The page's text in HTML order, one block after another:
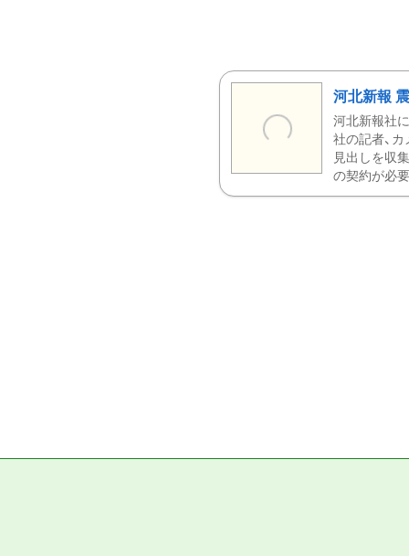
河北新報
河北新報社
社の記者、
見出しを収
の契約が必要